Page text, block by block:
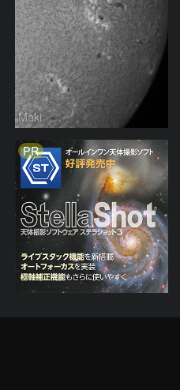
Maki
PR